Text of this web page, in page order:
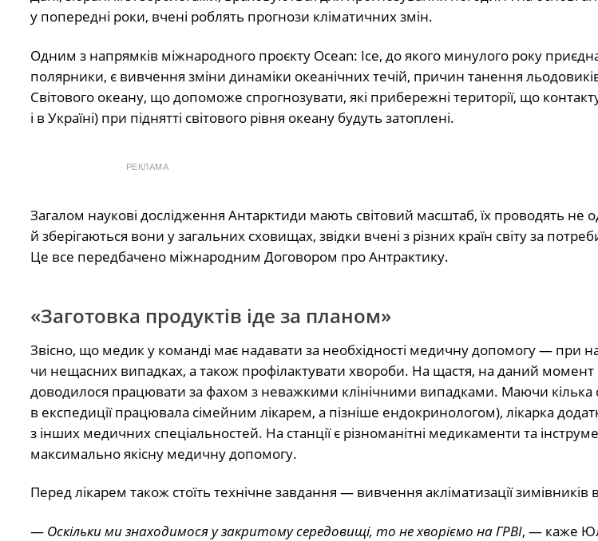
у попередні роки, вчені роблять прогнози кліматичних змін.
Одним з напрямків міжнародного проєкту Ocean: Ice, до якого минулого року
полярники, є вивчення зміни динаміки океанічних течій, причин танення
Світового океану, що допоможе спрогнозувати, які прибережні території, що
і в Україні) при піднятті світового рівня океану будуть затоплені.
РЕКЛАМА
Загалом наукові дослідження Антарктиди мають світовий масштаб, їх проводять не
й зберігаються вони у загальних сховищах, звідки вчені з різних країн світу за
Це все передбачено міжнародним Договором про Антрактику.
«Заготовка продуктів іде за планом»
Звісно, що медик у команді має надавати за необхідності медичну допомогу — при
чи нещасних випадках, а також профілактувати хвороби. На щастя, на даний момент
доводилося працювати за фахом з неважкими клінічними випадками. Маючи кілька
в експедиції працювала сімейним лікарем, а пізніше ендокринологом), лікарка
з інших медичних спеціальностей. На станції є різноманітні медикаменти та
максимально якісну медичну допомогу.
Перед лікарем також стоїть технічне завдання — вивчення акліматизації
— Оскільки ми знаходимося у закритому середовищі, то не хворіємо на ГРВІ, — каже